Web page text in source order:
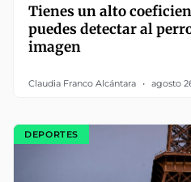
Tienes un alto
puedes detectar al
imagen
Claudia Franco Alcántara agosto
DEPORTES